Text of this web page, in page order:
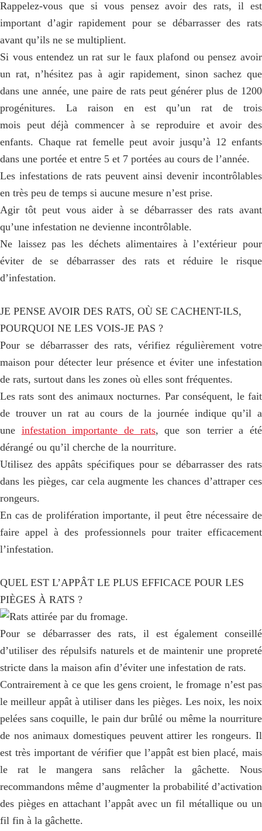
Rappelez-vous que si vous pensez avoir des rats, il est
important d’agir rapidement pour se débarrasser des rats
avant qu’ils ne se multiplient.
Si vous entendez un rat sur le faux plafond ou pensez avoir
un rat, n’hésitez pas à agir rapidement, sinon sachez que
dans une année, une paire de rats peut générer plus de 1200
progénitures. La raison en est qu’un rat de trois
mois peut déjà commencer à se reproduire et avoir des
enfants. Chaque rat femelle peut avoir jusqu’à 12 enfants
dans une portée et entre 5 et 7 portées au cours de l’année.
Les infestations de rats peuvent ainsi devenir incontrôlables
en très peu de temps si aucune mesure n’est prise.
Agir tôt peut vous aider à se débarrasser des rats avant
qu’une infestation ne devienne incontrôlable.
Ne laissez pas les déchets alimentaires à l’extérieur pour
éviter de se débarrasser des rats et réduire le risque
d’infestation.
JE PENSE AVOIR DES RATS, OÙ SE CACHENT-ILS,
POURQUOI NE LES VOIS-JE PAS ?
Pour se débarrasser des rats, vérifiez régulièrement votre
maison pour détecter leur présence et éviter une infestation
de rats, surtout dans les zones où elles sont fréquentes.
Les rats sont des animaux nocturnes. Par conséquent, le fait
de trouver un rat au cours de la journée indique qu’il a
une infestation importante de rats, que son terrier a été
dérangé ou qu’il cherche de la nourriture.
Utilisez des appâts spécifiques pour se débarrasser des rats
dans les pièges, car cela augmente les chances d’attraper ces
rongeurs.
En cas de prolifération importante, il peut être nécessaire de
faire appel à des professionnels pour traiter efficacement
l’infestation.
QUEL EST L’APPÂT LE PLUS EFFICACE POUR LES
PIÈGES À RATS ?
Pour se débarrasser des rats, il est également conseillé
d’utiliser des répulsifs naturels et de maintenir une propreté
stricte dans la maison afin d’éviter une infestation de rats.
Contrairement à ce que les gens croient, le fromage n’est pas
le meilleur appât à utiliser dans les pièges. Les noix, les noix
pelées sans coquille, le pain dur brûlé ou même la nourriture
de nos animaux domestiques peuvent attirer les rongeurs. Il
est très important de vérifier que l’appât est bien placé, mais
le rat le mangera sans relâcher la gâchette. Nous
recommandons même d’augmenter la probabilité d’activation
des pièges en attachant l’appât avec un fil métallique ou un
fil fin à la gâchette.